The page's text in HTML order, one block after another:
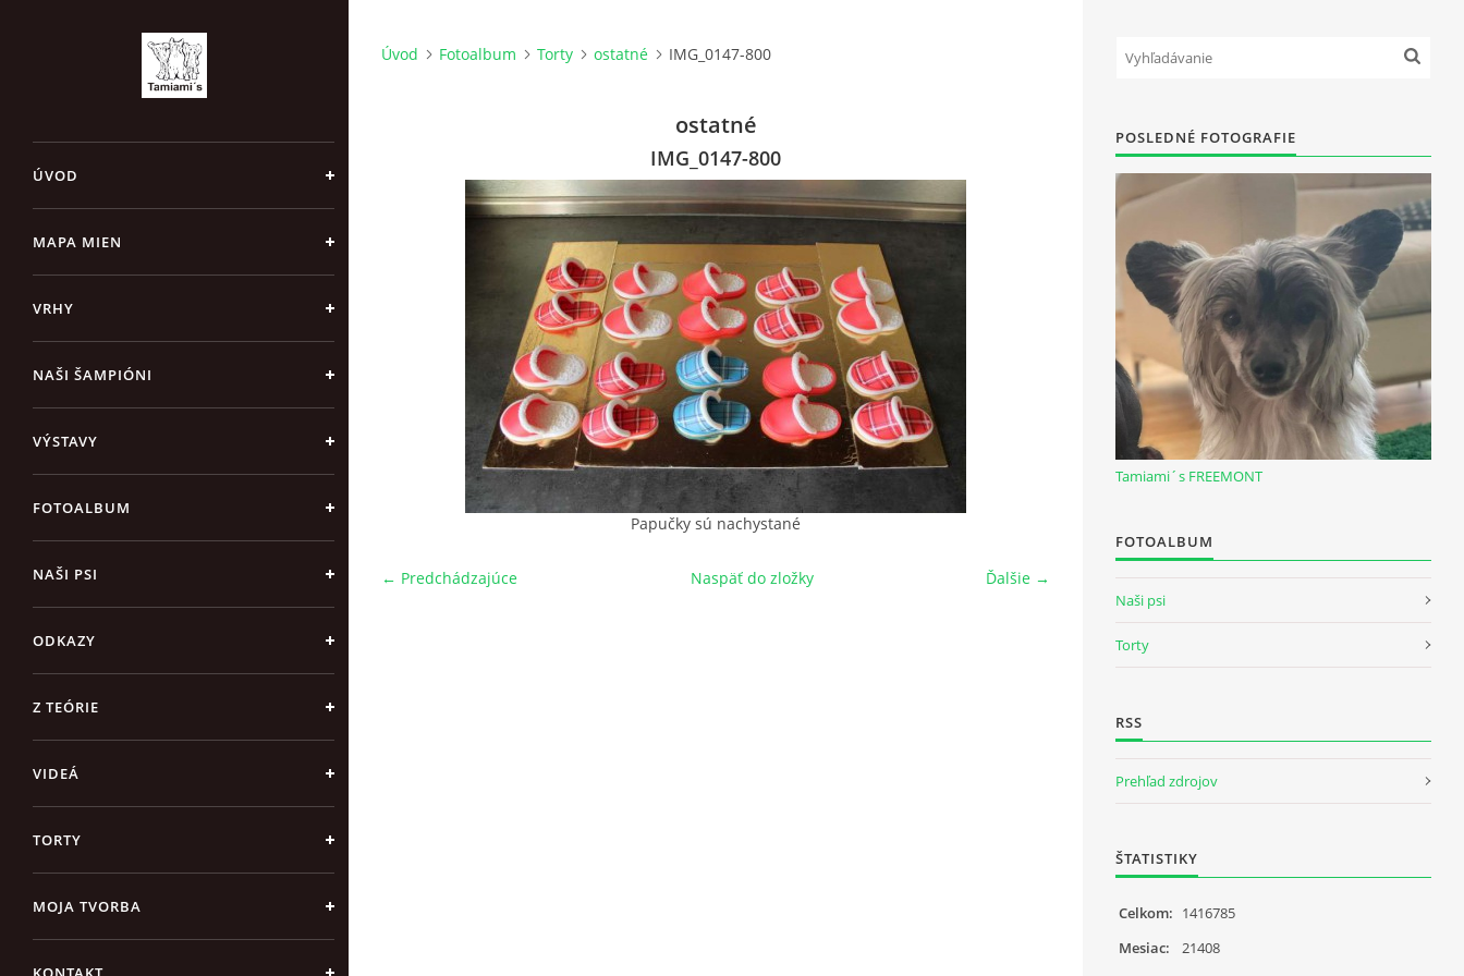
ÚVOD
MAPA MIEN
VRHY
NAŠI ŠAMPIÓNI
VÝSTAVY
FOTOALBUM
NAŠI PSI
ODKAZY
Z TEÓRIE
VIDEÁ
TORTY
MOJA TVORBA
Úvod Fotoalbum Torty ostatné IMG_0147-800
ostatné
IMG_0147-800
Papučky sú nachystané
← Predchádzajúce Ďalšie →
Naspäť do zložky
POSLEDNÉ FOTOGRAFIE
Tamiami´s FREEMONT
FOTOALBUM
Naši psi
Torty
RSS
Prehľad zdrojov
ŠTATISTIKY
Celkom: 1416785
Mesiac:
21408